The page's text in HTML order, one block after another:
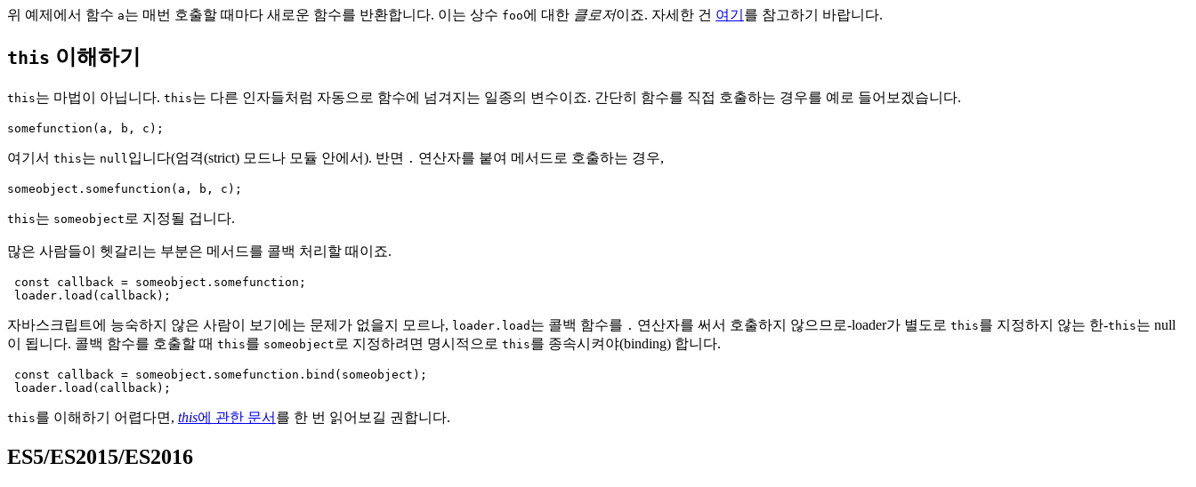
위 예제에서 함수 a는 매번 호출할 때마다 새로운 함수를 반환합니다. 이는 상수 foo에 대한 클로저이죠. 자세한 건 여기 를 참고하기 바랍니다.
this 이해하기
this는 마법이 아닙니다. this는 다른 인자들처럼 자동으로 함수에 넘겨지는 일종의 변수이죠. 간단히 함수를 직접 호출하는 경우를 예로 들어보겠습니다.
여기서 this는 null 입니다(엄격(strict) 모드나 모듈 안에서). 반면 . 연산자를 붙여 메서드로 호출하는 경우,
this는 someobject 로 지정될 겁니다.
많은 사람들이 헷갈리는 부분은 메서드를 콜백 처리할 때이죠.
const callback = someobject.somefunction;
자바스크립트에 능숙하지 않은 사람이 보기에는 문제가 없을지 모르나, loader.load 는 콜백 함수를 . 연산자를 써서 호출하지 않으므로-loader가 별도로 this를 지정하지 않는 한-this는 null
이 됩니다. 콜백 함수를 호출할 때 this를 someobject 로 지정하려면 명시적으로 this를 종속시켜야(binding) 합니다.
const callback = someobject.somefunction.bind(someobject);
this를 이해하기 어렵다면, this에 관한 문서 를 한 번 읽어보길 권합니다.
ES5/ES2015/ES2016